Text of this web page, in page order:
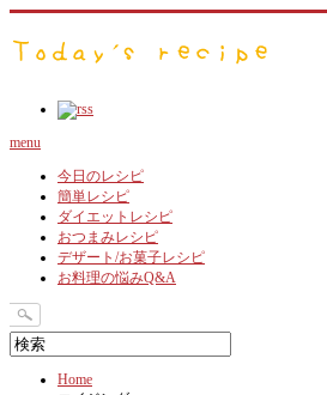
menu
今日のレシピ
簡単レシピ
ダイエットレシピ
おつまみレシピ
デザート/お菓子レシピ
お料理の悩みQ&A
Home